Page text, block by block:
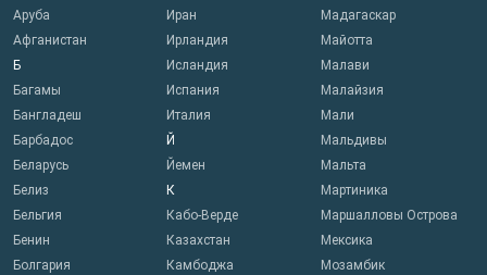
Аруба
Афганистан
Б
Багамы
Бангладеш
Барбадос
Беларусь
Белиз
Бельгия
Бенин
Болгария
Иран
Ирландия
Исландия
Испания
Италия
Й
Йемен
К
Кабо-Верде
Казахстан
Камбоджа
Мадагаскар
Майотта
Малави
Малайзия
Мали
Мальдивы
Мальта
Мартиника
Маршалловы Острова
Мексика
Мозамбик